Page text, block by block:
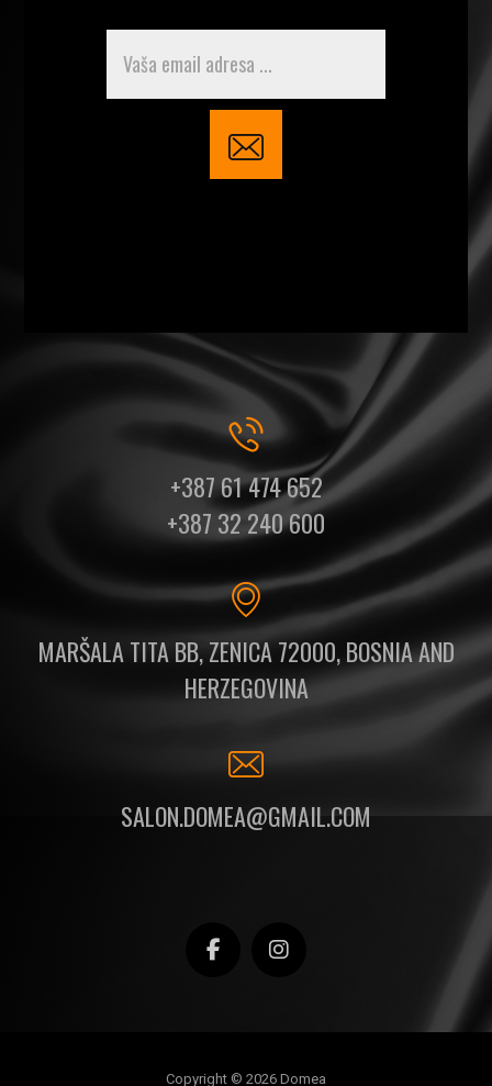
+387 61 474 652
+387 32 240 600
MARŠALA TITA BB, ZENICA 72000, BOSNIA AND
HERZEGOVINA
SALON.DOMEA@GMAIL.COM
Copyright © 2026 Domea